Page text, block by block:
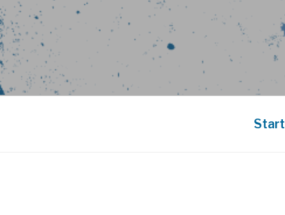
Start